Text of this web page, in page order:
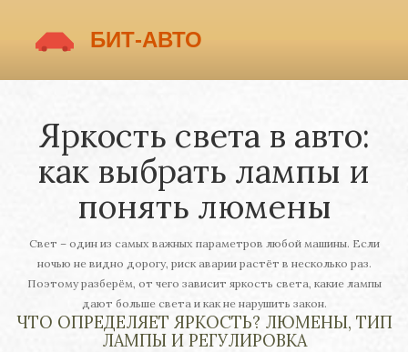
Яркость света в авто:
как выбрать лампы и
понять люмены
Свет – один из самых важных параметров любой машины. Если
ночью не видно дорогу, риск аварии растёт в несколько раз.
Поэтому разберём, от чего зависит яркость света, какие лампы
дают больше света и как не нарушить закон.
ЧТО ОПРЕДЕЛЯЕТ ЯРКОСТЬ? ЛЮМЕНЫ, ТИП
ЛАМПЫ И РЕГУЛИРОВКА